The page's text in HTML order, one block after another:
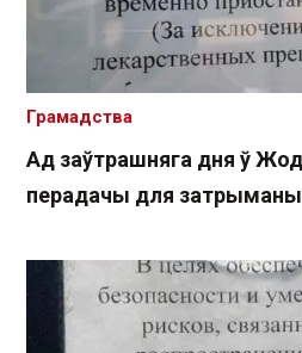
Ад заўтрашняга дня ў
перадачы для
Грамадства